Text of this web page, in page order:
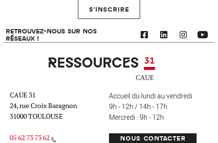
S'INSCRIRE
RETROUVEZ-NOUS SUR NOS
RÉSEAUX !
Ressources 31
CAUE 31
24, rue Croix Baragnon
31000 TOULOUSE
05 62 73 73 62
Accueil du lundi au vendredi
9h - 12h / 14h - 17h
Mercredi : 9h - 12h
NOUS CONTACTER